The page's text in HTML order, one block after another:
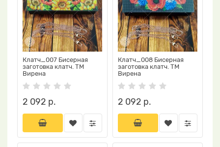
Клатч_007 Бисерная
заготовка клатч. ТМ
Вирена
2 092 р.
Клатч_008 Бисерная
заготовка клатч. ТМ
Вирена
2 092 р.